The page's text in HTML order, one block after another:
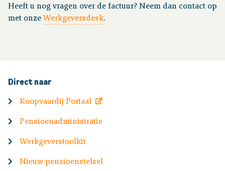
Heeft u nog vragen over de factuur? Neem dan contact op
met onze Werkgeversdesk.
Direct naar
Koopvaardij Portaal
Pensioenadministratie
Werkgeverstoolkit
Nieuw pensioenstelsel